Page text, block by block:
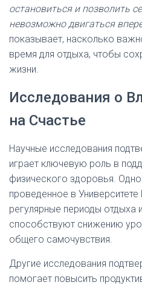
остановиться и позволить
невозможно двигаться
показывает, насколько
время для отдыха, чтобы
жизни.
Исследования о
на Счастье
Научные исследования
играет ключевую роль в
физического здоровья.
проведенное в Университете
регулярные периоды отдыха
способствуют снижению
общего самочувствия.
Другие исследования
помогает повысить